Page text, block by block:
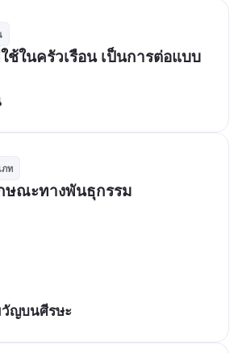
ในครัวเรือน เป็นการต่อแบบ
ภท
ษณะทางพันธุกรรม
วัญบนศีรษะ